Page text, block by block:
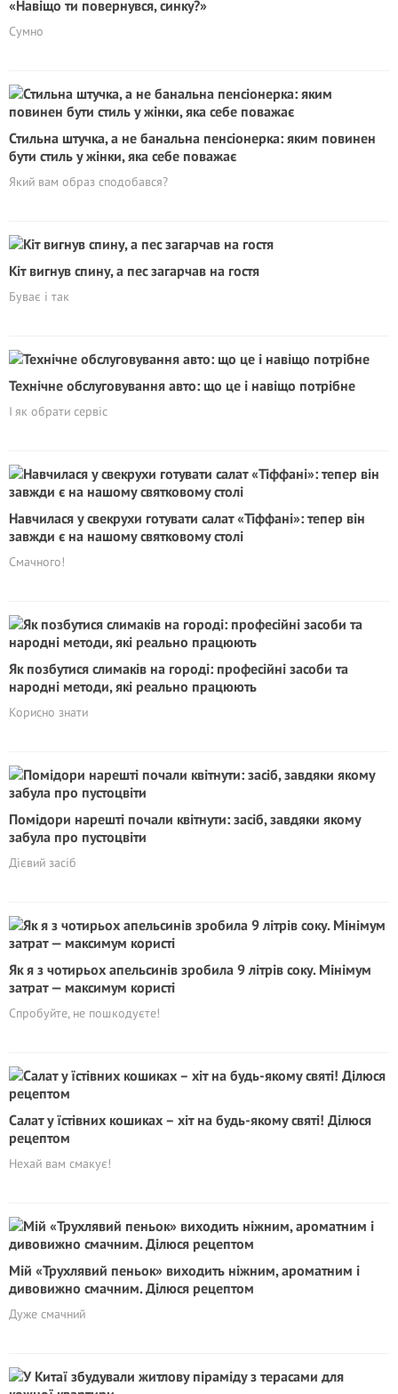
«Навіщо ти повернувся, синку?»
Сумно
Стильна штучка, а не банальна пенсіонерка: яким повинен
бути стиль у жінки, яка себе поважає
Який вам образ сподобався?
Кіт вигнув спину, а пес загарчав на гостя
Буває і так
Технічне обслуговування авто: що це і навіщо потрібне
І як обрати сервіс
Навчилася у свекрухи готувати салат «Тіффані»: тепер він
завжди є на нашому святковому столі
Смачного!
Як позбутися слимаків на городі: професійні засоби та
народні методи, які реально працюють
Корисно знати
Помідори нарешті почали квітнути: засіб, завдяки якому
забула про пустоцвіти
Дієвий засіб
Як я з чотирьох апельсинів зробила 9 літрів соку. Мінімум
затрат — максимум користі
Спробуйте, не пошкодуєте!
Салат у їстівних кошиках – хiт на будь-якому святі! Ділюся
рецептом
Нехай вам смакує!
Мій «Трухлявий пеньок» виходить ніжним, ароматним і
дивовижно смачним. Ділюся рецептом
Дуже смачний